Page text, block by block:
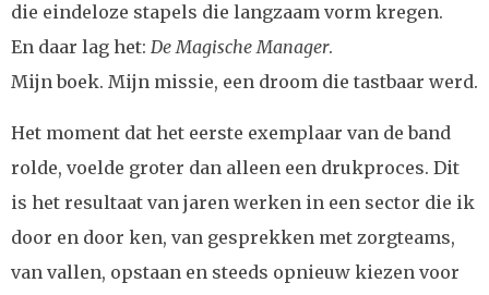
die eindeloze stapels die langzaam vorm kregen.
En daar lag het: De Magische Manager.
Mijn boek. Mijn missie, een droom die tastbaar werd.
Het moment dat het eerste exemplaar van de band
rolde, voelde groter dan alleen een drukproces. Dit
is het resultaat van jaren werken in een sector die ik
door en door ken, van gesprekken met zorgteams,
van vallen, opstaan en steeds opnieuw kiezen voor